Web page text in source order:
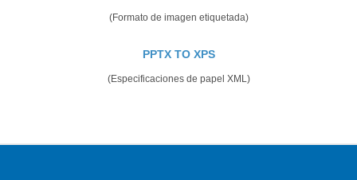
(Formato de imagen etiquetada)
PPTX TO XPS
(Especificaciones de papel XML)